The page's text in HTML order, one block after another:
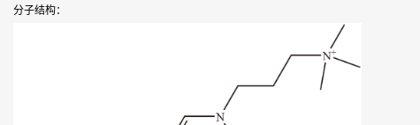
分子结构：